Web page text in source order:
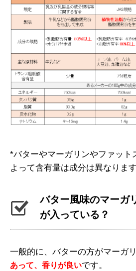
*バターやマーガリンやファット
よって含有量は成分は異なります
バター風味のマーガ
が入っている？
一般的に、バターの方がマーガ
あって、香りが良いです。